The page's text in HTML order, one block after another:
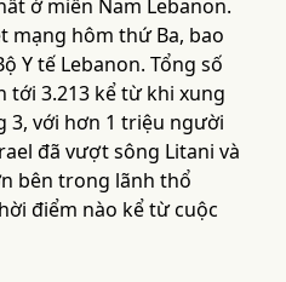
ở miền Nam Lebanon.
mạng hôm thứ Ba, bao
Y tế Lebanon. Tổng số
tới 3.213 kể từ khi xung
3, với hơn 1 triệu người
đã vượt sông Litani và
bên trong lãnh thổ
điểm nào kể từ cuộc